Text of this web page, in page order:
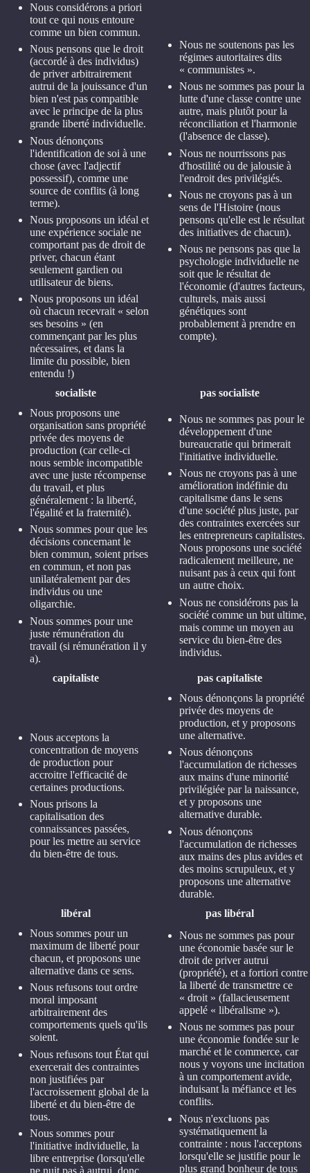
Nous considérons a priori
tout ce qui nous entoure
comme un bien commun.
Nous pensons que le droit
(accordé à des individus)
de priver arbitrairement
autrui de la jouissance d'un
bien n'est pas compatible
avec le principe de la plus
grande liberté individuelle.
Nous dénonçons
l'identification de soi à une
chose (avec l'adjectif
possessif), comme une
source de conflits (à long
terme).
Nous proposons un idéal et
une expérience sociale ne
comportant pas de droit de
priver, chacun étant
seulement gardien ou
utilisateur de biens.
Nous proposons un idéal
où chacun recevrait « selon
ses besoins » (en
commençant par les plus
nécessaires, et dans la
limite du possible, bien
entendu !)
Nous ne soutenons pas les
régimes autoritaires dits
« communistes ».
Nous ne sommes pas pour la
lutte d'une classe contre une
autre, mais plutôt pour la
réconciliation et l'harmonie
(l'absence de classe).
Nous ne nourrissons pas
d'hostilité ou de jalousie à
l'endroit des privilégiés.
Nous ne croyons pas à un
sens de l'Histoire (nous
pensons qu'elle est le résultat
des initiatives de chacun).
Nous ne pensons pas que la
psychologie individuelle ne
soit que le résultat de
l'économie (d'autres facteurs,
culturels, mais aussi
génétiques sont
probablement à prendre en
compte).
socialiste
pas socialiste
Nous proposons une
organisation sans propriété
privée des moyens de
production (car celle-ci
nous semble incompatible
avec une juste récompense
du travail, et plus
généralement : la liberté,
l'égalité et la fraternité).
Nous sommes pour que les
décisions concernant le
bien commun, soient prises
en commun, et non pas
unilatéralement par des
individus ou une
oligarchie.
Nous sommes pour une
juste rémunération du
travail (si rémunération il y
a).
Nous ne sommes pas pour le
développement d'une
bureaucratie qui brimerait
l'initiative individuelle.
Nous ne croyons pas à une
amélioration indéfinie du
capitalisme dans le sens
d'une société plus juste, par
des contraintes exercées sur
les entrepreneurs capitalistes.
Nous proposons une société
radicalement meilleure, ne
nuisant pas à ceux qui font
un autre choix.
Nous ne considérons pas la
société comme un but ultime,
mais comme un moyen au
service du bien-être des
individus.
capitaliste pas capitaliste
Nous acceptons la
concentration de moyens
de production pour
accroitre l'efficacité de
certaines productions.
Nous prisons la
capitalisation des
connaissances passées,
pour les mettre au service
du bien-être de tous.
Nous dénonçons la propriété
privée des moyens de
production, et y proposons
une alternative.
Nous dénonçons
l'accumulation de richesses
aux mains d'une minorité
privilégiée par la naissance,
et y proposons une
alternative durable.
Nous dénonçons
l'accumulation de richesses
aux mains des plus avides et
des moins scrupuleux, et y
proposons une alternative
durable.
libéral
pas libéral
Nous sommes pour un
maximum de liberté pour
chacun, et proposons une
alternative dans ce sens.
Nous refusons tout ordre
moral imposant
arbitrairement des
comportements quels qu'ils
soient.
Nous refusons tout État qui
exercerait des contraintes
non justifiées par
l'accroissement global de la
liberté et du bien-être de
tous.
Nous sommes pour
l'initiative individuelle, la
libre entreprise (lorsqu'elle
ne nuit pas à autrui, donc,
Nous ne sommes pas pour
une économie basée sur le
droit de priver autrui
(propriété), et a fortiori contre
la liberté de transmettre ce
« droit » (fallacieusement
appelé « libéralisme »).
Nous ne sommes pas pour
une économie fondée sur le
marché et le commerce, car
nous y voyons une incitation
à un comportement avide,
induisant la méfiance et les
conflits.
Nous n'excluons pas
systématiquement la
contrainte : nous l'acceptons
lorsqu'elle se justifie pour le
plus grand bonheur de tous